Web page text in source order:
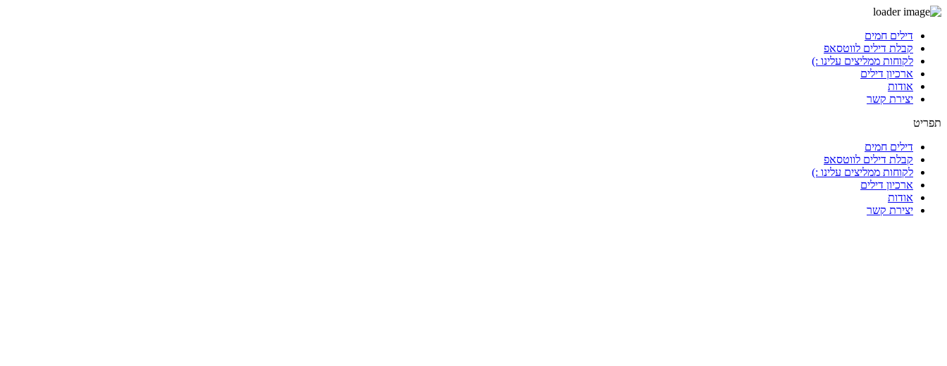
לתוכן
דילים חמים
קבלת דילים לווטסאפ
לקוחות ממליצים עלינו :)
ארכיון דילים
אודות
יצירת קשר
תפריט
דילים חמים
קבלת דילים לווטסאפ
לקוחות ממליצים עלינו :)
ארכיון דילים
אודות
יצירת קשר